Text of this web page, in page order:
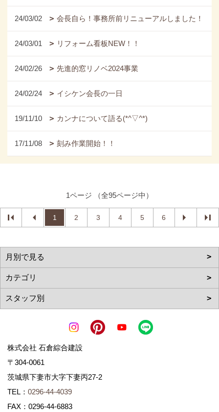
24/03/02 会長自ら！事務所前リニューアルしました！
24/03/01 リフォーム看板NEW！！
24/02/26 先進的窓リノベ2024事業
24/02/24 イシケン会長の一日
19/11/10 カンナについて語る(*^▽^*)
17/11/08 刻み作業開始！！
1ページ （全95ページ中）
1 2 3 4 5 6
株式会社 石倉綜合建設
〒304-0061
茨城県下妻市大字下妻丙27-2
TEL： 0296-44-4039
FAX：0296-44-6883